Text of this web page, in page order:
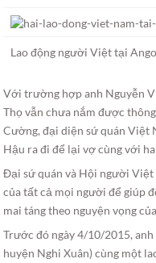
Lao động người Việt tại
Với trường hợp anh Nguyễn
Thọ vẫn chưa nắm được
Cường, đại diện sứ quán Việt
Hậu ra đi để lại vợ cùng với
Đại sứ quán và Hội người Việt
của tất cả mọi người để giúp
mai táng theo nguyện vọng
Trước đó ngày 4/10/2015,
huyện Nghi Xuân) cùng một